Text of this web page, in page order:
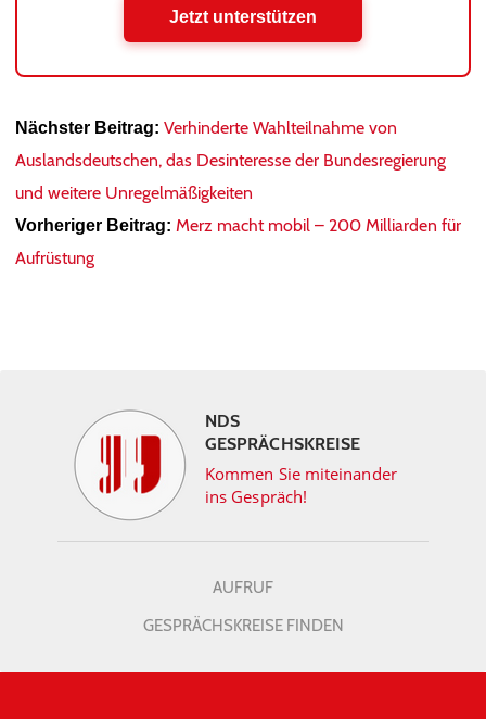
Jetzt unterstützen
Nächster Beitrag: Verhinderte Wahlteilnahme von
Auslandsdeutschen, das Desinteresse der Bundesregierung
und weitere Unregelmäßigkeiten
Vorheriger Beitrag: Merz macht mobil – 200 Milliarden für
Aufrüstung
NDS
GESPRÄCHSKREISE
Kommen Sie miteinander
ins Gespräch!
AUFRUF
GESPRÄCHSKREISE FINDEN